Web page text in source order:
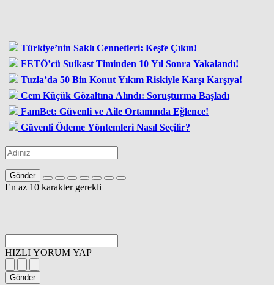
Türkiye’nin Saklı Cennetleri: Keşfe Çıkın!
FETÖ’cü Suikast Timinden 10 Yıl Sonra Yakalandı!
Tuzla’da 50 Bin Konut Yıkım Riskiyle Karşı Karşıya!
Cem Küçük Gözaltına Alındı: Soruşturma Başladı
FamBet: Güvenli ve Aile Ortamında Eğlence!
Güvenli Ödeme Yöntemleri Nasıl Seçilir?
Gönder
En az 10 karakter gerekli
HIZLI YORUM YAP
Gönder